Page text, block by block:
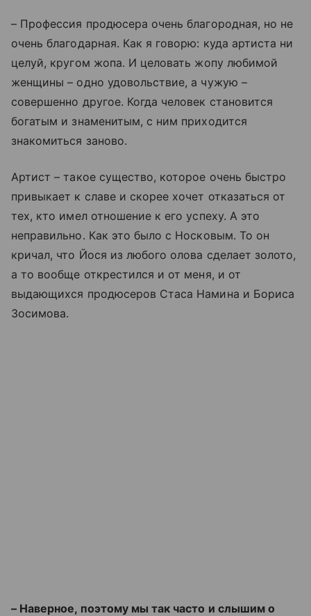
– Профессия продюсера очень благородная, но не
очень благодарная. Как я говорю: куда артиста ни
целуй, кругом жопа. И целовать жопу любимой
женщины – одно удовольствие, а чужую –
совершенно другое. Когда человек становится
богатым и знаменитым, с ним приходится
знакомиться заново.
Артист – такое существо, которое очень быстро
привыкает к славе и скорее хочет отказаться от
тех, кто имел отношение к его успеху. А это
неправильно. Как это было с Носковым. То он
кричал, что Йося из любого олова сделает золото,
а то вообще открестился и от меня, и от
выдающихся продюсеров Стаса Намина и Бориса
Зосимова.
– Наверное, поэтому мы так часто и слышим о